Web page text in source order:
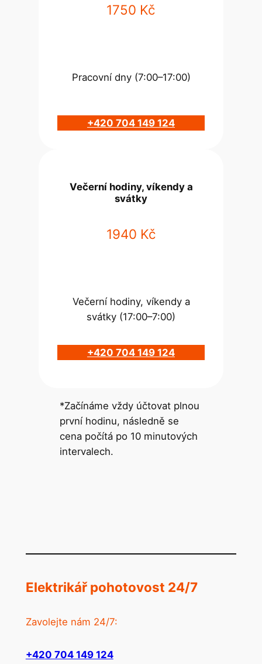
1750 Kč
Pracovní dny (7:00–17:00)
+420 704 149 124
Večerní hodiny, víkendy a
svátky
1940 Kč
Večerní hodiny, víkendy a
svátky (17:00–7:00)
+420 704 149 124
*Začínáme vždy účtovat plnou
první hodinu, následně se
cena počítá po 10 minutových
intervalech.
Elektrikář pohotovost 24/7
Zavolejte nám 24/7:
+420 704 149 124